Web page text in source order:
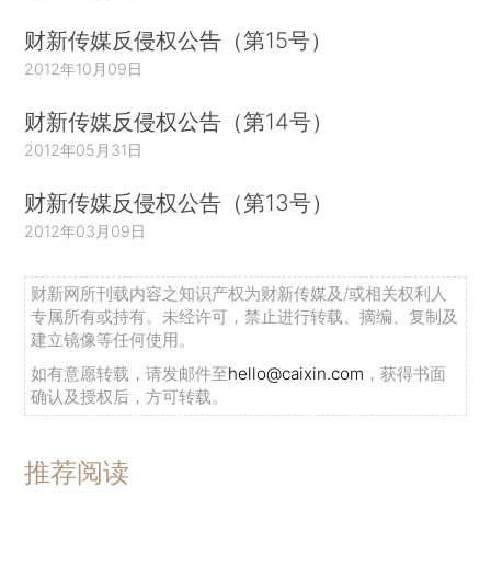
财新传媒反侵权公告（第15号）
2012年10月09日
财新传媒反侵权公告（第14号）
2012年05月31日
财新传媒反侵权公告（第13号）
2012年03月09日
财新网所刊载内容之知识产权为财新传媒及/或相关权利人
专属所有或持有。未经许可，禁止进行转载、摘编、复制及
建立镜像等任何使用。
如有意愿转载，请发邮件至hello@caixin.com ，获得书面
确认及授权后，方可转载。
推荐阅读